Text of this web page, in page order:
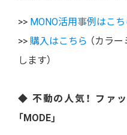
>> MONO活用事例はこち
>> 購入はこちら （カラ
します）
◆ 不動の人気！ ファ
「MODE」